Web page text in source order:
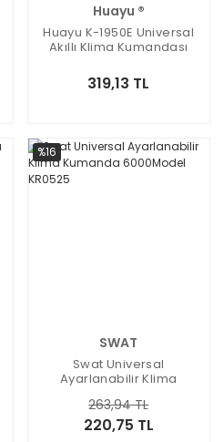
Huayu ®
Huayu K-1950E Universal
Akıllı Klima Kumandası
319,13 TL
%16
SWAT
Swat Universal
Ayarlanabilir Klima
KR0525
220,75 TL
263,94 TL